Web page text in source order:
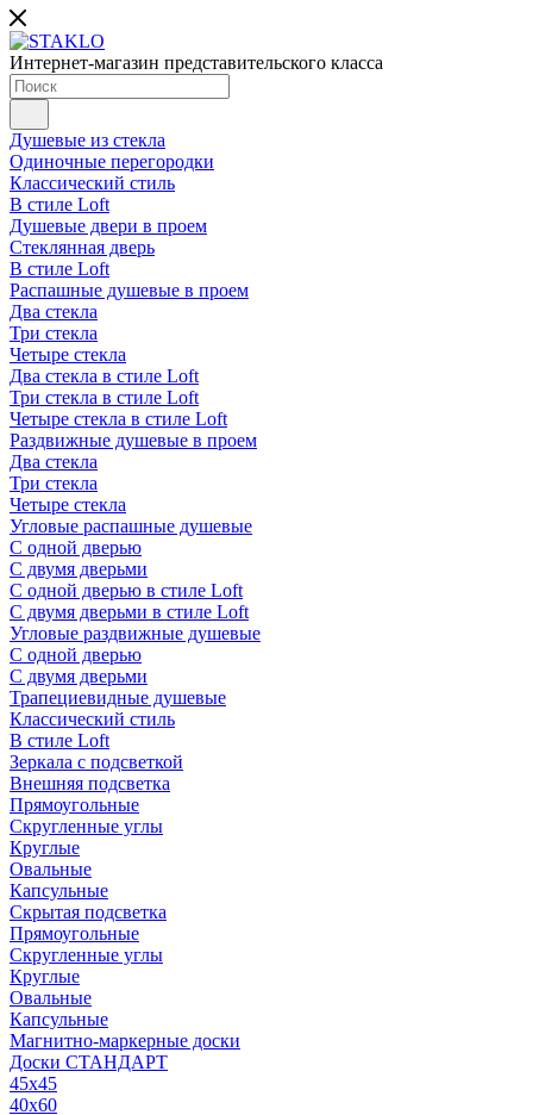
Интернет-магазин представительского класса
Душевые из стекла
Одиночные перегородки
Классический стиль
В стиле Loft
Душевые двери в проем
Стеклянная дверь
В стиле Loft
Распашные душевые в проем
Два стекла
Три стекла
Четыре стекла
Два стекла в стиле Loft
Три стекла в стиле Loft
Четыре стекла в стиле Loft
Раздвижные душевые в проем
Два стекла
Три стекла
Четыре стекла
Угловые распашные душевые
С одной дверью
С двумя дверьми
С одной дверью в стиле Loft
С двумя дверьми в стиле Loft
Угловые раздвижные душевые
С одной дверью
С двумя дверьми
Трапециевидные душевые
Классический стиль
В стиле Loft
Зеркала с подсветкой
Внешняя подсветка
Прямоугольные
Скругленные углы
Круглые
Овальные
Капсульные
Скрытая подсветка
Прямоугольные
Скругленные углы
Круглые
Овальные
Капсульные
Магнитно-маркерные доски
Доски СТАНДАРТ
45x45
40x60